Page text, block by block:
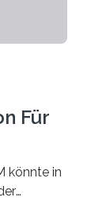
Für
könnte in